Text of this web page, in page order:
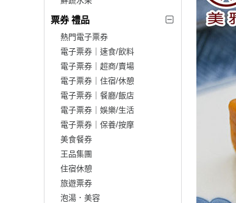
票券 禮品
熱門電子票券
電子票券｜速食/飲料
電子票券｜超商/賣場
電子票券｜住宿/休憩
電子票券｜餐廳/飯店
電子票券｜娛樂/生活
電子票券｜保養/按摩
美食餐券
王品集團
住宿休憩
旅遊票券
泡湯．美容